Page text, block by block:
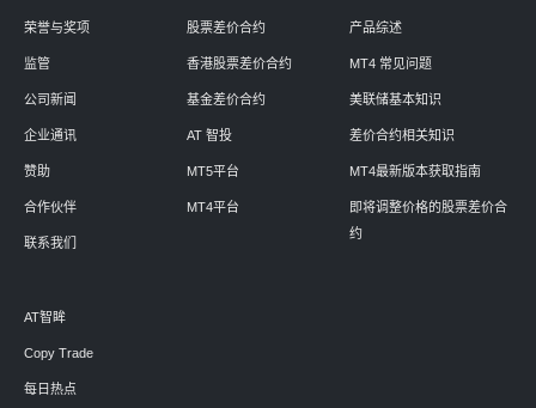
荣誉与奖项
监管
公司新闻
企业通讯
赞助
合作伙伴
联系我们
股票差价合约
香港股票差价合约
基金差价合约
AT 智投
MT5平台
MT4平台
产品综述
MT4 常见问题
美联储基本知识
差价合约相关知识
MT4最新版本获取指南
即将调整价格的股票差价合
约
AT智眸
Copy Trade
每日热点